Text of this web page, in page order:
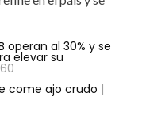
operan al 30% y se
elevar su
come ajo crudo |